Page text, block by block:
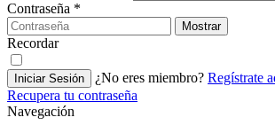
Contraseña *
Mostrar
Recordar
Iniciar Sesión ¿No eres miembro? Regístrate
Recupera tu contraseña
Navegación